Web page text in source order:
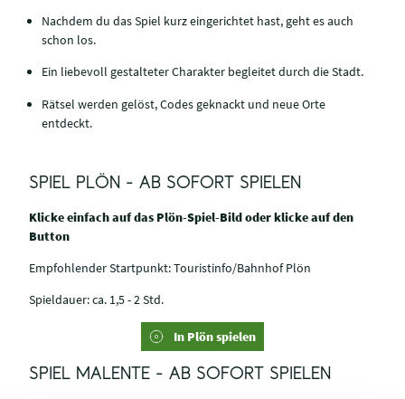
Nachdem du das Spiel kurz eingerichtet hast, geht es auch
schon los.
Ein liebevoll gestalteter Charakter begleitet durch die Stadt.
Rätsel werden gelöst, Codes geknackt und neue Orte
entdeckt.
SPIEL PLÖN - AB SOFORT SPIELEN
Klicke einfach auf das Plön-Spiel-Bild oder klicke auf den
Button
Empfohlender Startpunkt: Touristinfo/Bahnhof Plön
Spieldauer: ca. 1,5 - 2 Std.
In Plön spielen
SPIEL MALENTE - AB SOFORT SPIELEN